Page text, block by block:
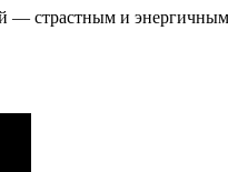
— страстным и